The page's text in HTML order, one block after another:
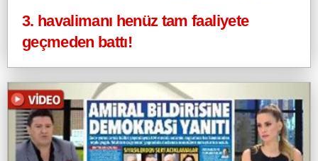
3. havalimanı henüz tam faaliyete
geçmeden battı!